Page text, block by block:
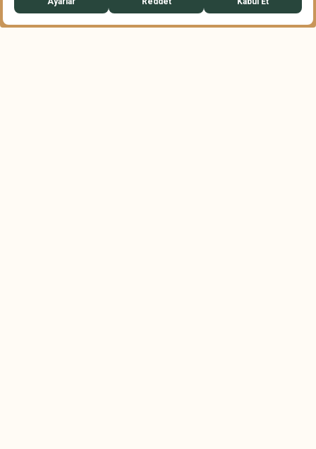
REZERVASYON WHATSAPP